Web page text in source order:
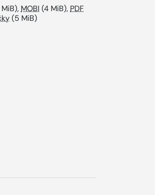
MOBI (4 MiB), PDF
(5 MiB)